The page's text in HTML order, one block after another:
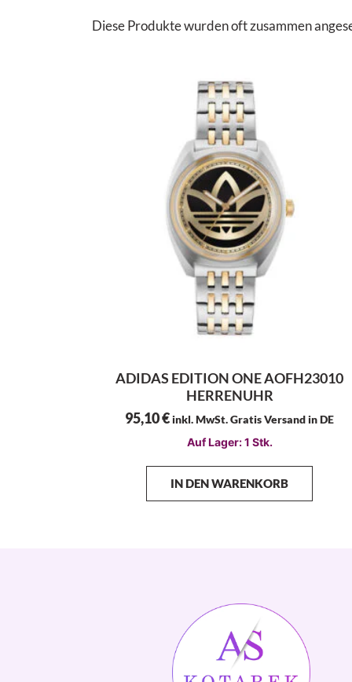
Diese Produkte wurden oft zusammen
ADIDAS EDITION ONE AOFH23010
HERRENUHR
95,10€inkl. MwSt. Gratis Versand in DE
Auf Lager: 1 Stk.
IN DEN WARENKORB